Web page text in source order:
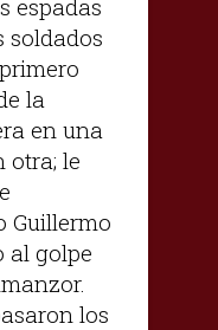
espadas
soldados
la
en una
otra; le
Guillermo
al golpe
los